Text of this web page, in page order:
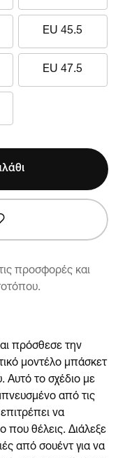
EU 45.5
EU 47.5
προσφορές και
πρόσθεσε την
μοντέλο μπάσκετ
Αυτό το σχέδιο με
από τις
να
που θέλεις. Διάλεξε
από σουέντ για να